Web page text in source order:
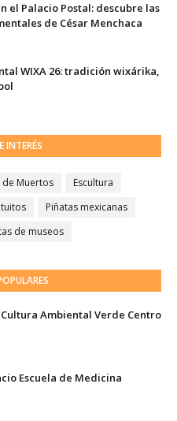
el Palacio Postal: descubre las
de César Menchaca
WIXA 26: tradición wixárika,
INTERÉS
de Muertos
Escultura
Piñatas mexicanas
de museos
Ambiental Verde Centro
Escuela de Medicina